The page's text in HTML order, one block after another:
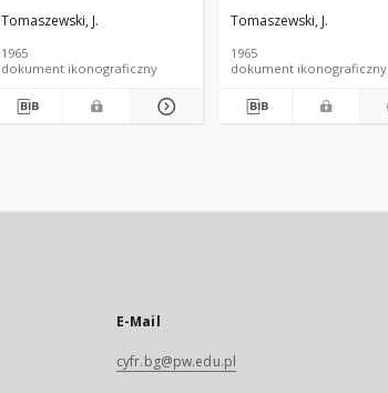
Tomaszewski, J.
1965
dokument ikonograficzny
północno-zachodniej,
Rzeszów
Tomaszewski, J.
1965
dokument ikonograficzny
E-Mail
cyfr.bg@pw.edu.pl